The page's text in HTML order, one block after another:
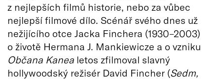
z nejlepších filmů historie, nebo za vůbec
nejlepší filmové dílo. Scénář svého dnes už
nežijícího otce Jacka Finchera (1930–2003)
o životě Hermana J. Mankiewicze a o vzniku
Občana Kanea letos zfilmoval slavný
hollywoodský režisér David Fincher (Sedm,